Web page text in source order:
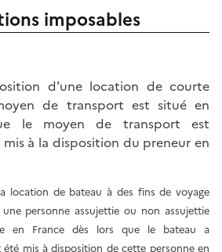
imposables
d'une location de courte
de transport est situé en
le moyen de transport est
à la disposition du preneur en
location de bateau à des fins de voyage
personne assujettie ou non assujettie
en France dès lors que le bateau a
mis à disposition de cette personne en